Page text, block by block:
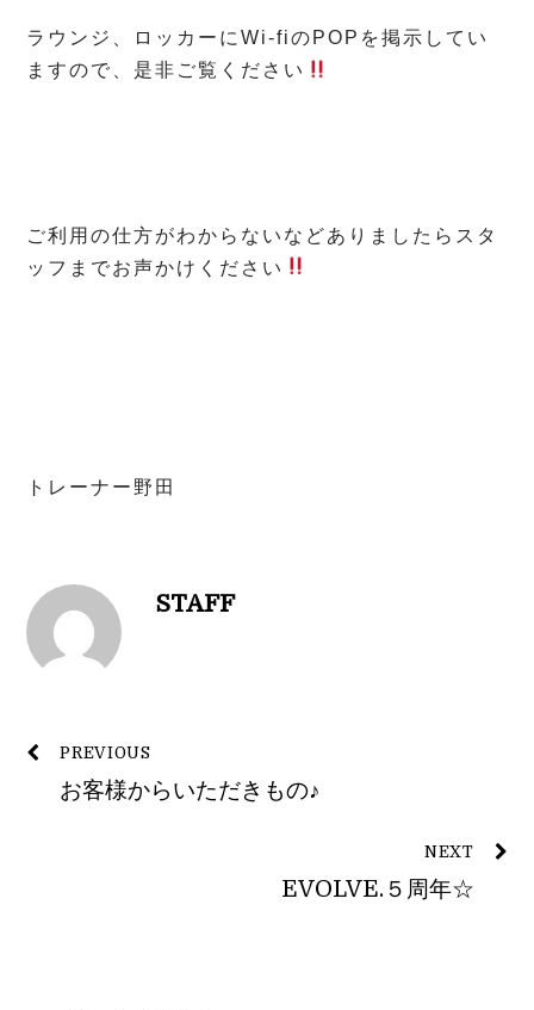
ラウンジ、ロッカーにWi-fiのPOPを掲示してい
ますので、是非ご覧ください
ご利用の仕方がわからないなどありましたらスタ
ッフまでお声かけください
トレーナー野田
STAFF
PREVIOUS
お客様からいただきもの♪
NEXT
EVOLVE.５周年☆